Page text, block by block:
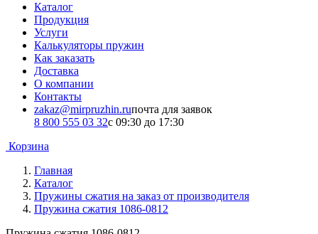
Каталог
Продукция
Услуги
Калькуляторы пружин
Как заказать
Доставка
О компании
Контакты
zakaz@mirpruzhin.ruпочта для заявок
8 800 555 03 32с 09:30 до 17:30
Корзина
Главная
Каталог
Пружины сжатия на заказ от производителя
Пружина сжатия 1086-0812